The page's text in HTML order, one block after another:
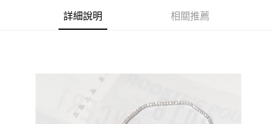
詳細說明 相關推薦